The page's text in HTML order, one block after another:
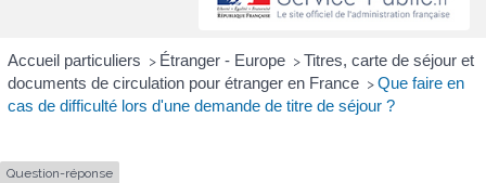
Accueil particuliers > Étranger - Europe > Titres, carte de séjour et
documents de circulation pour étranger en France > Que faire en
cas de difficulté lors d'une demande de titre de séjour ?
Question-réponse